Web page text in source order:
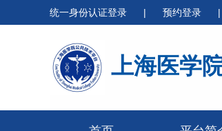
统一身份认证登录 | 预约登录 |
上海医学